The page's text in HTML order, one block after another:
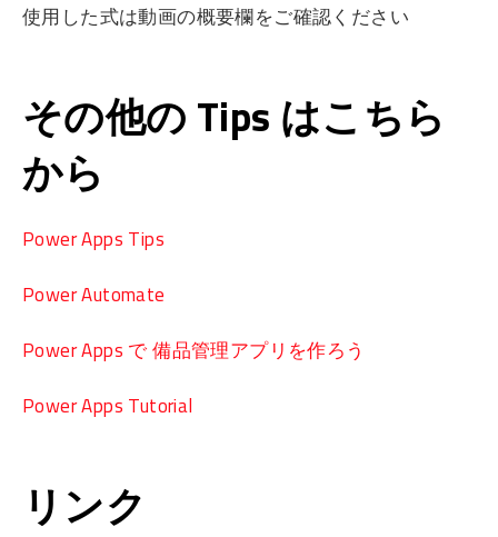
使用した式は動画の概要欄をご確認ください
その他の Tips はこちら
から
Power Apps Tips
Power Automate
Power Apps で 備品管理アプリを作ろう
Power Apps Tutorial
リンク